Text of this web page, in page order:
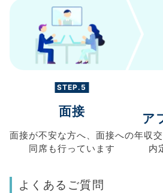
STEP.5
面接
面接が不安な方へ、 面接への
同席も行っています
ア
年収
内
よくあるご質問